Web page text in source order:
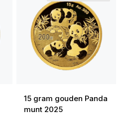
15 gram gouden Panda
munt 2025